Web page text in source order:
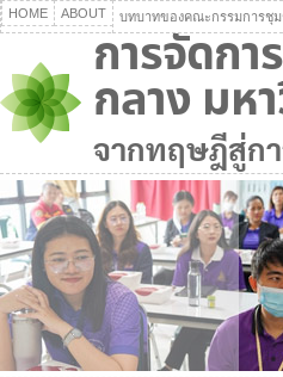
HOME ABOUT บทบาทของคณะกรรมการชุ
การจัดก
กลาง มห
จากทฤษฎีสู่ก